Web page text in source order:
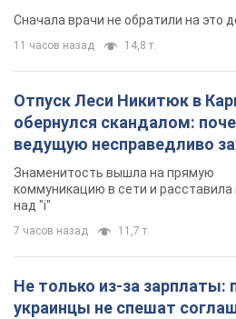
Сначала врачи не обратили на это
11 часов назад 14,8 т.
Отпуск Леси Никитюк в
обернулся скандалом:
ведущую несправедливо
Знаменитость вышла на прямую
коммуникацию в сети и расставила
над "i"
7 часов назад 11,7 т.
Не только из-за зарплаты:
украинцы не спешат